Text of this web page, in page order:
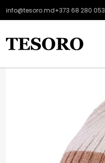
info@tesoro.md+373 68 280 053